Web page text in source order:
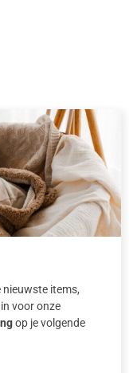
nieuwste items,
voor onze
op je volgende